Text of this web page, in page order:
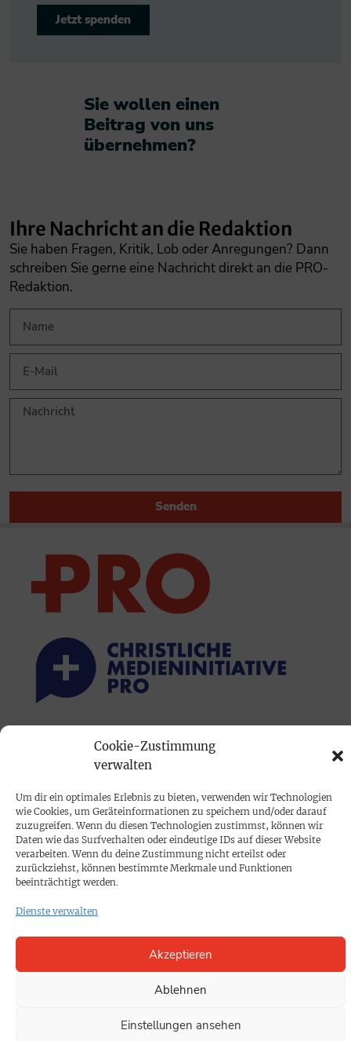
Cookie-Zustimmung
verwalten
Um dir ein optimales Erlebnis zu bieten, verwenden wir Technologien
wie Cookies, um Geräteinformationen zu speichern und/oder darauf
zuzugreifen. Wenn du diesen Technologien zustimmst, können wir
Daten wie das Surfverhalten oder eindeutige IDs auf dieser Website
verarbeiten. Wenn du deine Zustimmung nicht erteilst oder
zurückziehst, können bestimmte Merkmale und Funktionen
beeinträchtigt werden.
Dienste verwalten
Akzeptieren
Ablehnen
Einstellungen ansehen
Jetzt spenden
Sie wollen einen
Beitrag von uns
übernehmen?​
Ihre Nachricht an die Redaktion
Sie haben Fragen, Kritik, Lob oder Anregungen? Dann
schreiben Sie gerne eine Nachricht direkt an die PRO-
Redaktion.
Senden
PRINTAUSGABE
Mediadaten
PROKOMPAKT
Impressum
SPENDEN
Datenschutz